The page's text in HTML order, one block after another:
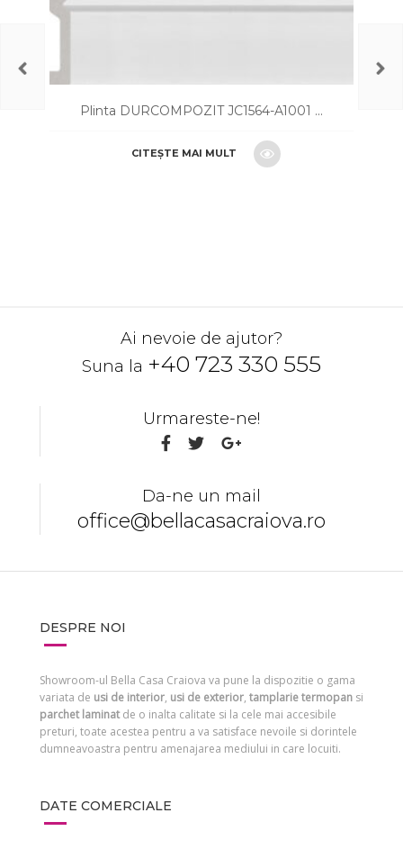
Plinta DURCOMPOZIT JC1564-A1001 ...
CITEȘTE MAI MULT
Ai nevoie de ajutor?
Suna la +40 723 330 555
Urmareste-ne!
Da-ne un mail
office@bellacasacraiova.ro
DESPRE NOI
Showroom-ul Bella Casa Craiova va pune la dispozitie o gama
variata de usi de interior, usi de exterior, tamplarie termopansi
parchet laminatde o inalta calitate si la cele mai accesibile
preturi, toate acestea pentru a va satisface nevoile si dorintele
dumneavoastra pentru amenajarea mediului in care locuiti.
DATE COMERCIALE